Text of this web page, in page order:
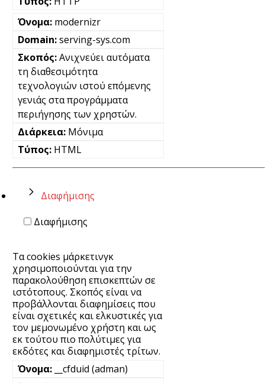
modernizr
serving-sys.com
Ανιχνεύει αυτόματα
τη διαθεσιμότητα
τεχνολογιών ιστού επόμενης
γενιάς στα προγράμματα
περιήγησης των χρηστών.
Μόνιμα
HTML
Διαφήμισης
Διαφήμισης
Τα cookies μάρκετινγκ
χρησιμοποιούνται για την
παρακολούθηση επισκεπτών σε
ιστότοπους. Σκοπός είναι να
προβάλλονται διαφημίσεις που
είναι σχετικές και ελκυστικές για
τον μεμονωμένο χρήστη και ως
εκ τούτου πιο πολύτιμες για
εκδότες και διαφημιστές τρίτων.
__cfduid (adman)